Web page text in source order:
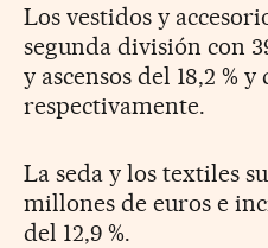
Los vestidos y
segunda división con
y ascensos del 18,2 % y
respectivamente.
La seda y los textiles
millones de euros e
del 12,9 %.